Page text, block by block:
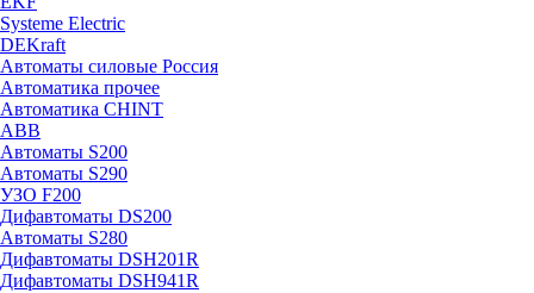
Systeme Electric
DEKraft
Автоматы силовые Россия
Автоматика прочее
Автоматика CHINT
ABB
Автоматы S200
Автоматы S290
УЗО F200
Дифавтоматы DS200
Автоматы S280
Дифавтоматы DSH201R
Дифавтоматы DSH941R